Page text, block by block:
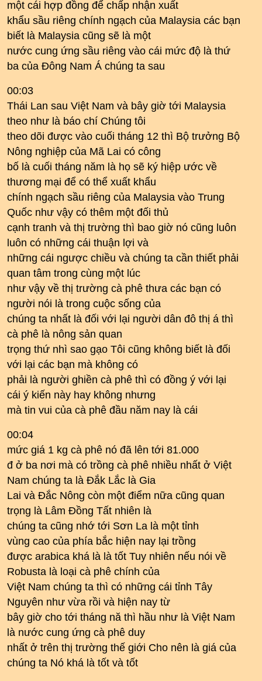
một cái hợp đồng để chấp nhận xuất
khẩu sầu riêng chính ngạch của Malaysia các bạn
biết là Malaysia cũng sẽ là một
nước cung ứng sầu riêng vào cái mức độ là thứ
ba của Đông Nam Á chúng ta sau
00:03
Thái Lan sau Việt Nam và bây giờ tới Malaysia
theo như là báo chí Chúng tôi
theo dõi được vào cuối tháng 12 thì Bộ trưởng Bộ
Nông nghiệp của Mã Lai có công
bố là cuối tháng năm là họ sẽ ký hiệp ước về
thương mại để có thể xuất khẩu
chính ngạch sầu riêng của Malaysia vào Trung
Quốc như vậy có thêm một đối thủ
cạnh tranh và thị trường thì bao giờ nó cũng luôn
luôn có những cái thuận lợi và
những cái ngược chiều và chúng ta cần thiết phải
quan tâm trong cùng một lúc
như vậy về thị trường cà phê thưa các bạn có
người nói là trong cuộc sống của
chúng ta nhất là đối với lại người dân đô thị á thì
cà phê là nông sản quan
trọng thứ nhì sao gạo Tôi cũng không biết là đối
với lại các bạn mà không có
phải là người ghiền cà phê thì có đồng ý với lại
cái ý kiến này hay không nhưng
mà tin vui của cà phê đầu năm nay là cái
00:04
mức giá 1 kg cà phê nó đã lên tới 81.000
đ ở ba nơi mà có trồng cà phê nhiều nhất ở Việt
Nam chúng ta là Đắk Lắc là Gia
Lai và Đắc Nông còn một điểm nữa cũng quan
trọng là Lâm Đồng Tất nhiên là
chúng ta cũng nhớ tới Sơn La là một tỉnh
vùng cao của phía bắc hiện nay lại trồng
được arabica khá là là tốt Tuy nhiên nếu nói về
Robusta là loại cà phê chính của
Việt Nam chúng ta thì có những cái tỉnh Tây
Nguyên như vừa rồi và hiện nay từ
bây giờ cho tới tháng nă thì hầu như là Việt Nam
là nước cung ứng cà phê duy
nhất ở trên thị trường thế giới Cho nên là giá của
chúng ta Nó khá là tốt và tốt